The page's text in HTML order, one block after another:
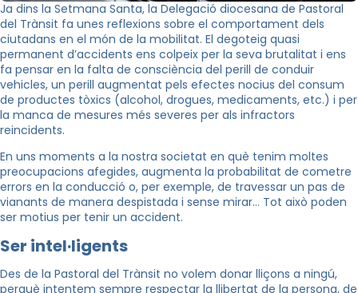
Ja dins la Setmana Santa, la Delegació diocesana de Pastoral
del Trànsit fa unes reflexions sobre el comportament dels
ciutadans en el món de la mobilitat. El degoteig quasi
permanent d’accidents ens colpeix per la seva brutalitat i ens
fa pensar en la falta de consciència del perill de conduir
vehicles, un perill augmentat pels efectes nocius del consum
de productes tòxics (alcohol, drogues, medicaments, etc.) i per
la manca de mesures més severes per als infractors
reincidents.
En uns moments a la nostra societat en què tenim moltes
preocupacions afegides, augmenta la probabilitat de cometre
errors en la conducció o, per exemple, de travessar un pas de
vianants de manera despistada i sense mirar… Tot això poden
ser motius per tenir un accident.
Ser intel·ligents
Des de la Pastoral del Trànsit no volem donar lliçons a ningú,
perquè intentem sempre respectar la llibertat de la persona, de